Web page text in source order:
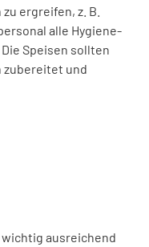
ergreifen, z. B.
alle Hygiene-
Speisen sollten
zubereitet und
ausreichend